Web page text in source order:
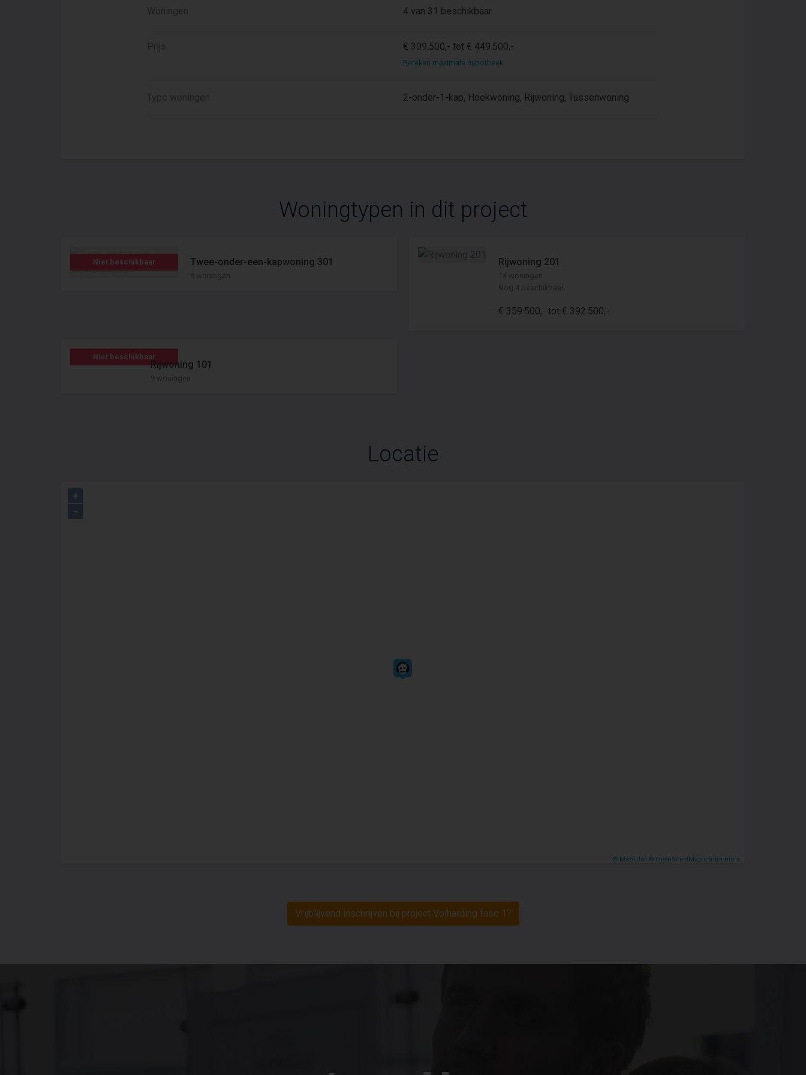
Woningen 4 van 31 beschikbaar
Prijs € 309.500,- tot € 449.500,-
Bereken maximale hypotheek
Type woningen 2-onder-1-kap, Hoekwoning, Rijwoning, Tussenwoning
Woningtypen in dit project
Niet beschikbaar Twee-onder-een-kapwoning 301
8 woningen
Rijwoning 201
14 woningen
Nog 4 beschikbaar
€ 359.500,- tot € 392.500,-
Niet beschikbaar
Rijwoning 101
9 woningen
Locatie
+
−
© MapTiler © OpenStreetMap contributors
Vrijblijvend inschrijven bij project Volharding fase 1?